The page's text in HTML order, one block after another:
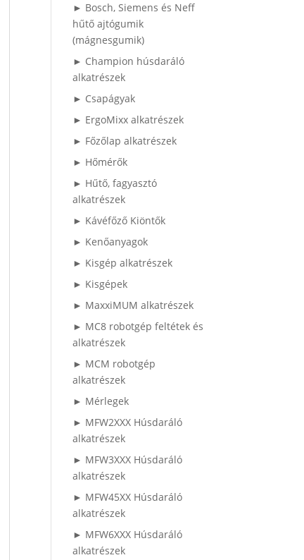
► Bosch, Siemens és Neff
hűtő ajtógumik
(mágnesgumik)
► Champion húsdaráló
alkatrészek
► Csapágyak
► ErgoMixx alkatrészek
► Főzőlap alkatrészek
► Hőmérők
► Hűtő, fagyasztó
alkatrészek
► Kávéfőző Kiöntők
► Kenőanyagok
► Kisgép alkatrészek
► Kisgépek
► MaxxiMUM alkatrészek
► MC8 robotgép feltétek és
alkatrészek
► MCM robotgép
alkatrészek
► Mérlegek
► MFW2XXX Húsdaráló
alkatrészek
► MFW3XXX Húsdaráló
alkatrészek
► MFW45XX Húsdaráló
alkatrészek
► MFW6XXX Húsdaráló
alkatrészek